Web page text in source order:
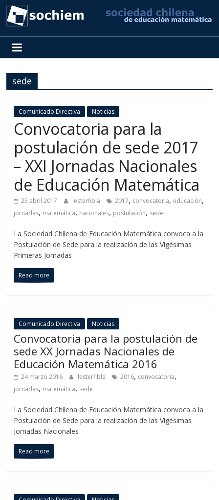
SOCHIEM
Sociedad
Chilena
de
Matemática
sede
Comunicado Directiva Noticias
Convocatoria para la
postulación de sede 2017
– XXI Jornadas Nacionales
de Educación Matemática
25 abril 2017 lesterfibla 2017, convocatoria, educación,
jornadas, matemática, nacionales, postulación, sede
La Sociedad Chilena de Educación Matemática convoca a la
Postulación de Sede para la realización de las Vigésimas
Primeras Jornadas
Read more
Comunicado Directiva Noticias
Convocatoria para la postulación de
sede XX Jornadas Nacionales de
Educación Matemática 2016
24 marzo 2016 lesterfibla 2016, convocatoria,
jornadas, matemática, sede
La Sociedad Chilena de Educación Matemática convoca a la
Postulación de Sede para la realización de las Vigésimas
Jornadas Nacionales
Read more